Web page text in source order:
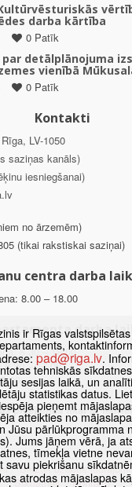
Kultūrvēsturiskās
darba kārtība
0 Patīk
par detālplānojuma
vienībā
0 Patīk
Kontakti
LV-1050
saziņas kanāls)
iesniegšanai)
no ārzemēm)
(tikai rakstiskai saziņai)
centra darba
8.00 – 18.00
darba
8.30 – 18.00
8.30 – 17.00
pieejamas tikai ar
Biežāk uzdotie jautājumi
Sīkdatnes
Kontakti
ir Rīgas
pad@riga.lv.
tehniskās
sesijas laikā, un
statistikas datus.
pieņemt
atteikties no
Jūsu pārlūkprogramma
Jums jāņem vērā, ja
tīmekļa vietne
savu piekrišanu
atrodas mājaslapas